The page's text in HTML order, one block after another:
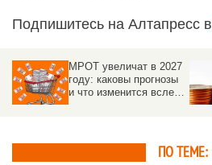
Подпишитесь на Алтапресс в
МРОТ увеличат в 2027
году: каковы прогнозы
и что изменится вслед
ПО ТЕМЕ: